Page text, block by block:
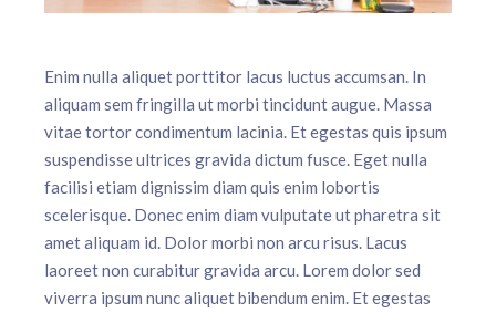
Enim nulla aliquet porttitor lacus luctus accumsan. In
aliquam sem fringilla ut morbi tincidunt augue. Massa
vitae tortor condimentum lacinia. Et egestas quis ipsum
suspendisse ultrices gravida dictum fusce. Eget nulla
facilisi etiam dignissim diam quis enim lobortis
scelerisque. Donec enim diam vulputate ut pharetra sit
amet aliquam id. Dolor morbi non arcu risus. Lacus
laoreet non curabitur gravida arcu. Lorem dolor sed
viverra ipsum nunc aliquet bibendum enim. Et egestas